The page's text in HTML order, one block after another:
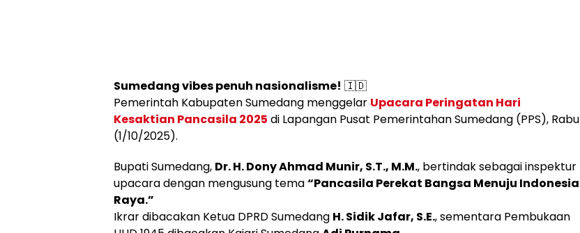
Sumedang vibes penuh nasionalisme! 🇮🇩
Pemerintah Kabupaten Sumedang menggelar Upacara Peringatan Hari
Kesaktian Pancasila 2025 di Lapangan Pusat Pemerintahan Sumedang (PPS), Rabu
(1/10/2025).
Bupati Sumedang, Dr. H. Dony Ahmad Munir, S.T., M.M., bertindak sebagai inspektur
upacara dengan mengusung tema“Pancasila Perekat Bangsa Menuju Indonesia
Raya.”
Ikrar dibacakan Ketua DPRD Sumedang H. Sidik Jafar, S.E., sementara Pembukaan